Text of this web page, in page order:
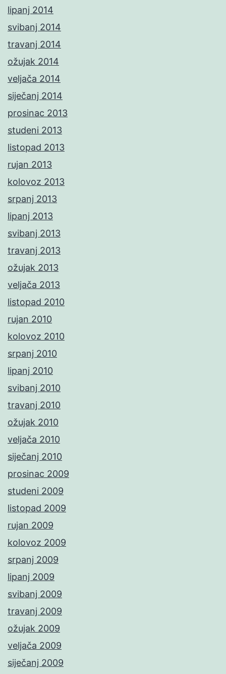
lipanj 2014
svibanj 2014
travanj 2014
ožujak 2014
veljača 2014
siječanj 2014
prosinac 2013
studeni 2013
listopad 2013
rujan 2013
kolovoz 2013
srpanj 2013
lipanj 2013
svibanj 2013
travanj 2013
ožujak 2013
veljača 2013
listopad 2010
rujan 2010
kolovoz 2010
srpanj 2010
lipanj 2010
svibanj 2010
travanj 2010
ožujak 2010
veljača 2010
siječanj 2010
prosinac 2009
studeni 2009
listopad 2009
rujan 2009
kolovoz 2009
srpanj 2009
lipanj 2009
svibanj 2009
travanj 2009
ožujak 2009
veljača 2009
siječanj 2009